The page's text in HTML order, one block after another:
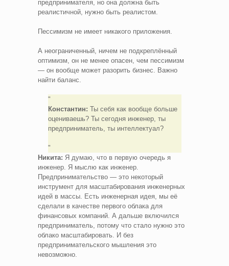
предпринимателя, но она должна быть
реалистичной, нужно быть реалистом.
Пессимизм не имеет никакого приложения.
А неограниченный, ничем не подкреплённый
оптимизм, он не менее опасен, чем пессимизм
— он вообще может разорить бизнес. Важно
найти баланс.
Константин: Ты себя как вообще больше
оцениваешь? Ты сегодня инженер, ты
предприниматель, ты интеллектуал?
Никита: Я думаю, что в первую очередь я
инженер. Я мыслю как инженер.
Предпринимательство — это некоторый
инструмент для масштабирования инженерных
идей в массы. Есть инженерная идея, мы её
сделали в качестве первого облака для
финансовых компаний. А дальше включился
предприниматель, потому что стало нужно это
облако масштабировать. И без
предпринимательского мышления это
невозможно.